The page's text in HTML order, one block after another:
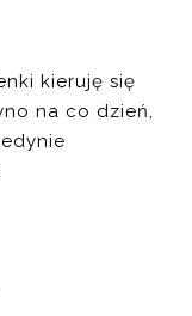
kieruję się
na co dzień,